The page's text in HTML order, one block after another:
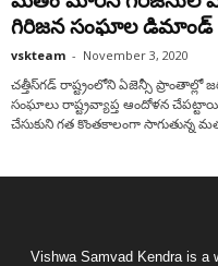
గిరిజన సంఘాల డిమాండ్
vskteam - November 3, 2020
చ‌త్తీస్‌గ‌డ్‌ రాష్ట్రంలోని ఏజెన్సీ ప్రాంతాల్లో
సంఘాలు రాష్ట్రవ్యాప్త ఆందోళన
చేసుకుని గత కొంతకాలంగా సాగుతున్న
Vishwa Samvad Kendra is a